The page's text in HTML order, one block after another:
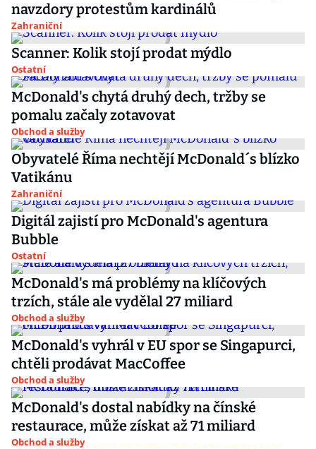
navzdory protestům kardinálů
Zahraniční
Scanner: Kolik stojí prodat mýdlo
Ostatní
McDonald's chytá druhý dech, tržby se
pomalu začaly zotavovat
Obchod a služby
Obyvatelé Říma nechtějí McDonald´s blízko
Vatikánu
Zahraniční
Digitál zajistí pro McDonald's agentura
Bubble
Ostatní
McDonald's má problémy na klíčových
trzích, stále ale vydělal 27 miliard
Obchod a služby
McDonald's vyhrál v EU spor se Singapurci,
chtěli prodávat MacCoffee
Obchod a služby
McDonald's dostal nabídky na čínské
restaurace, může získat až 71 miliard
Obchod a služby